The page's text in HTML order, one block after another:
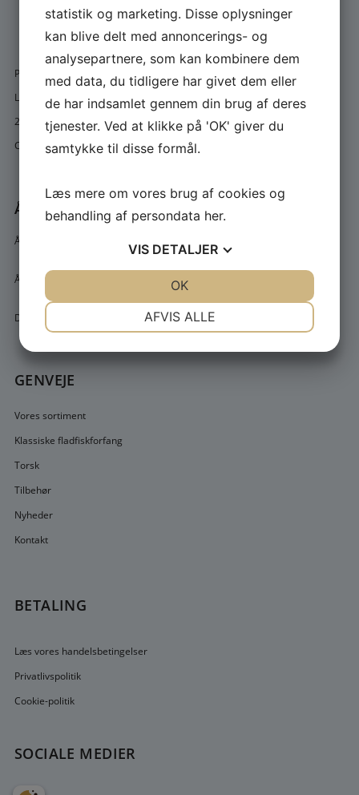
pallex@post.tele.dk
+45 22 22 37 44
Pallex v/Palle Pedersen
Landsbygaden 7, Sengeløse
2630 Taastrup
Cvr. 10848008
ÅBNINGSTIDER
Åben alle ugens dage (også lørdag og søndag)
Åbningstider 9.00 - 21.00
Der kan beses eller afhentes efter aftale.
GENVEJE
Vores sortiment
Klassiske fladfiskforfang
Torsk
Tilbehør
Nyheder
Kontakt
BETALING
Læs vores handelsbetingelser
Privatlivspolitik
Cookie-politik
SOCIALE MEDIER
statistik og marketing. Disse oplysninger
kan blive delt med annoncerings- og
analysepartnere, som kan kombinere dem
med data, du tidligere har givet dem eller
de har indsamlet gennem din brug af deres
tjenester. Ved at klikke på 'OK' giver du
samtykke til disse formål.
Læs mere om vores brug af cookies og
behandling af persondata her.
VIS DETALJER
AFVIS ALLE
OK